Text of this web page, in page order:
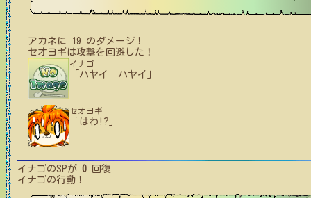
アカネ に 19 のダメージ！
セオヨギは攻撃を回避した！
イナゴ
「ハヤイ ハヤイ」
セオヨギ
「はわ!?」
イナゴのSPが 0 回復
イナゴの行動！